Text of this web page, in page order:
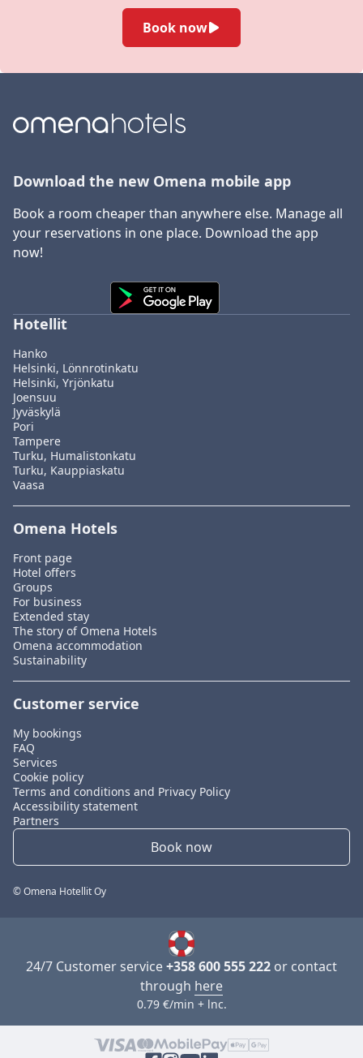
Book now
Download the new Omena mobile app
Book a room cheaper than anywhere else. Manage all
your reservations in one place. Download the app
now!
Hotellit
Hanko
Helsinki, Lönnrotinkatu
Helsinki, Yrjönkatu
Joensuu
Jyväskylä
Pori
Tampere
Turku, Humalistonkatu
Turku, Kauppiaskatu
Vaasa
Omena Hotels
Front page
Hotel offers
Groups
For business
Extended stay
The story of Omena Hotels
Omena accommodation
Sustainability
Customer service
My bookings
FAQ
Services
Cookie policy
Terms and conditions and Privacy Policy
Accessibility statement
Partners
Book now
© Omena Hotellit Oy
24/7 Customer service+358 600 555 222 or contact
through here
0.79 €/min + lnc.